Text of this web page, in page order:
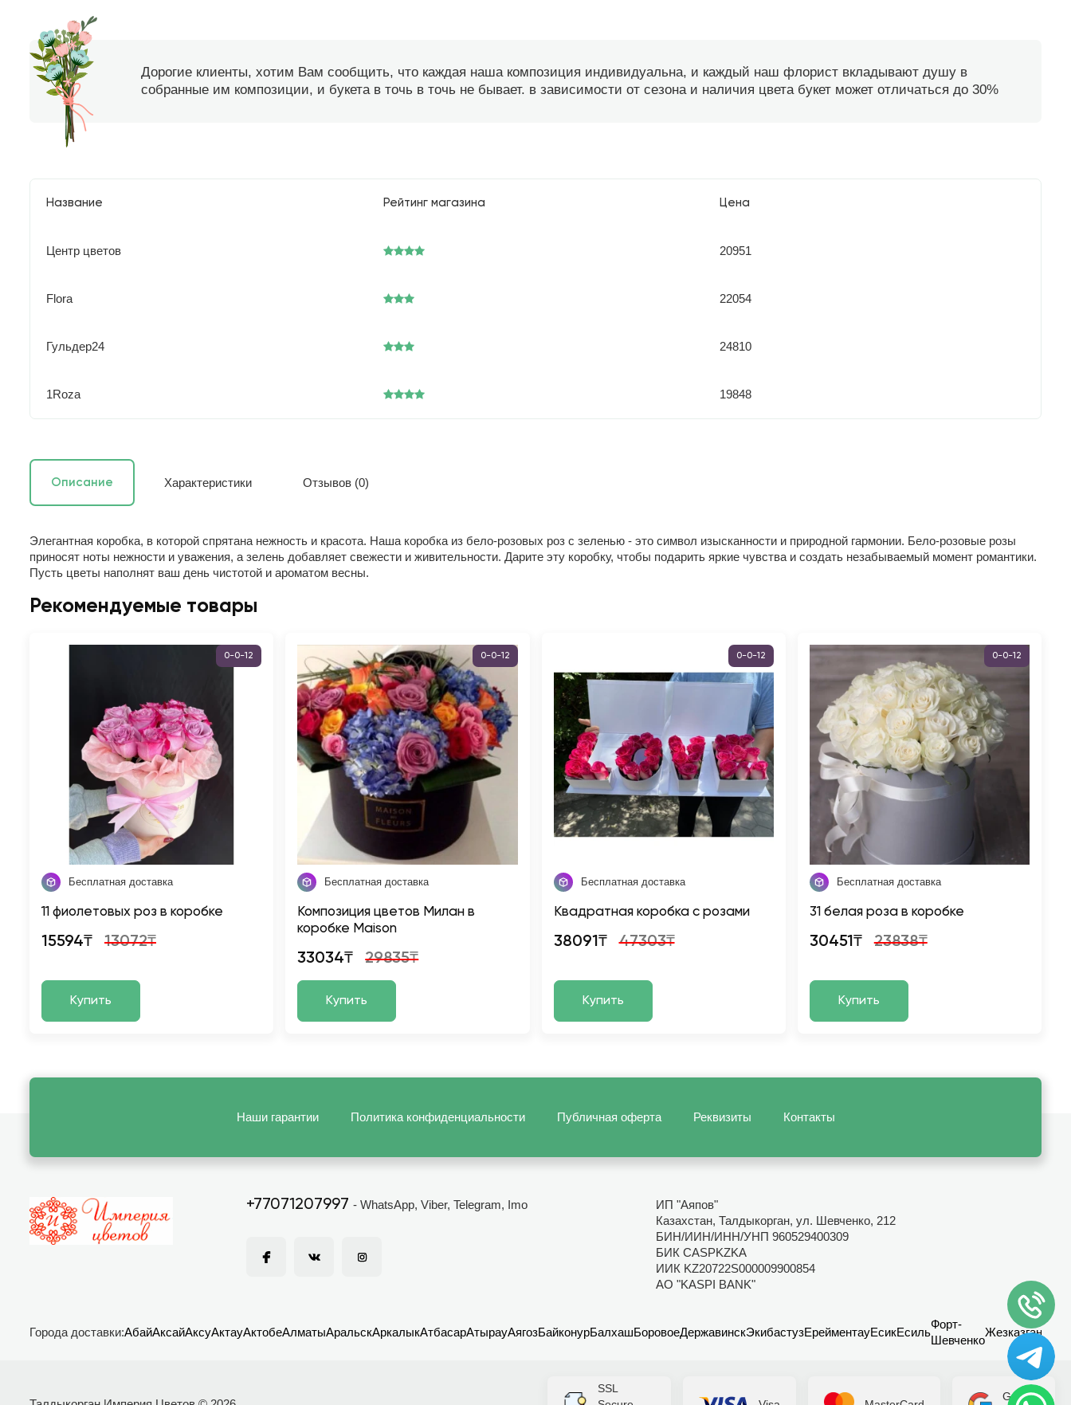
Дорогие клиенты, хотим Вам сообщить, что каждая наша композиция индивидуальна, и каждый наш флорист вкладывают душу в
собранные им композиции, и букета в точь в точь не бывает. в зависимости от сезона и наличия цвета букет может отличаться до 30%
Название Рейтинг магазина Цена
Центр цветов 20951
Flora 22054
Гульдер24 24810
1Roza 19848
Описание Характеристики Отзывов (0)
Элегантная коробка, в которой спрятана нежность и красота. Наша коробка из бело-розовых роз с зеленью - это символ изысканности и природной гармонии. Бело-розовые розы
приносят ноты нежности и уважения, а зелень добавляет свежести и живительности. Дарите эту коробку, чтобы подарить яркие чувства и создать незабываемый момент романтики.
Пусть цветы наполнят ваш день чистотой и ароматом весны.
Рекомендуемые товары
0-0-12
Бесплатная доставка
11 фиолетовых роз в коробке
15594₸ 13072₸
Купить
0-0-12
Бесплатная доставка
Композиция цветов Милан в
коробке Maison
33034₸ 29835₸
Купить
0-0-12
Бесплатная доставка
Квадратная коробка с розами
38091₸ 47303₸
Купить
0-0-12
Бесплатная доставка
31 белая роза в коробке
30451₸ 23838₸
Купить
Наши гарантии Политика конфиденциальности Публичная оферта Реквизиты Контакты
+77071207997 - WhatsApp, Viber, Telegram, Imo
ИП "Аяпов"
Казахстан, Талдыкорган, ул. Шевченко, 212
БИН/ИИН/ИНН/УНП 960529400309
БИК CASPKZKA
ИИК KZ20722S000009900854
АО "KASPI BANK"
Города доставки:АбайАксайАксуАктауАктобеАлматыАральскАркалыкАтбасарАтырауАягозБайконурБалхашБоровоеДержавинскЭкибастузЕрейментауЕсикЕсиль
Форт-
Шевченко
Жезказган
SSL
Google